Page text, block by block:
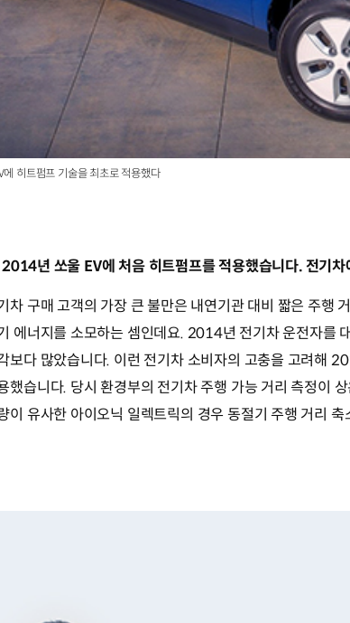
히트펌프 기술을 최초로 적용했다
년 쏘울 EV에 처음 히트펌프를 적용했습니다. 전기
차 구매 고객의 가장 큰 불만은 내연기관 대비 짧은 주행
에너지를 소모하는 셈인데요. 2014년 전기차 운전자를
보다 많았습니다. 이런 전기차 소비자의 고충을 고려해
했습니다. 당시 환경부의 전기차 주행 가능 거리 측정이
이 유사한 아이오닉 일렉트릭의 경우 동절기 주행 거리